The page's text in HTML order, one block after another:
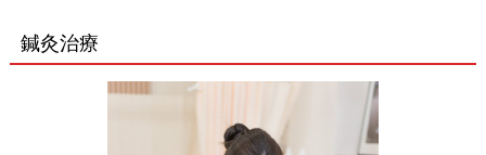
鍼灸治療